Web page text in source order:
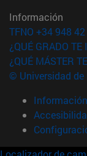
Información
TFNO +34 948
¿QUÉ GRADO TE
¿QUÉ MÁSTER
© Universidad de